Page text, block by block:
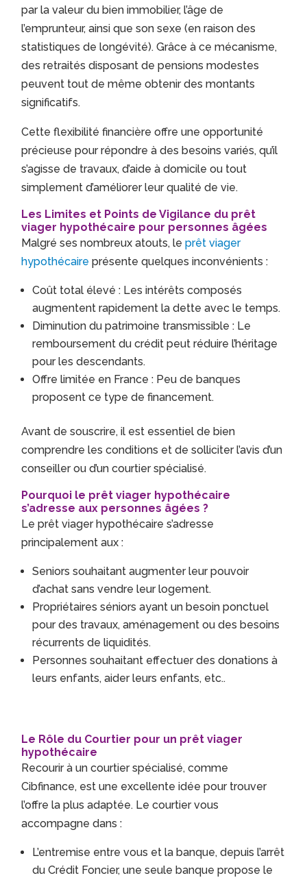
par la valeur du bien immobilier, l’âge de
l’emprunteur, ainsi que son sexe (en raison des
statistiques de longévité). Grâce à ce mécanisme,
des retraités disposant de pensions modestes
peuvent tout de même obtenir des montants
significatifs.
Cette flexibilité financière offre une opportunité
précieuse pour répondre à des besoins variés, qu’il
s’agisse de travaux, d’aide à domicile ou tout
simplement d’améliorer leur qualité de vie.
Les Limites et Points de Vigilance du prêt
viager hypothécaire pour personnes âgées
Malgré ses nombreux atouts, leprêt viager
hypothécaire présente quelques inconvénients :
Coût total élevé : Les intérêts composés
augmentent rapidement la dette avec le temps.
Diminution du patrimoine transmissible : Le
remboursement du crédit peut réduire l’héritage
pour les descendants.
Offre limitée en France : Peu de banques
proposent ce type de financement.
Avant de souscrire, il est essentiel de bien
comprendre les conditions et de solliciter l’avis d’un
conseiller ou d’un courtier spécialisé.
Pourquoi le prêt viager hypothécaire
s’adresse aux personnes âgées ?
Le prêt viager hypothécaire s’adresse
principalement aux :
Seniors souhaitant augmenter leur pouvoir
d’achat sans vendre leur logement.
Propriétaires séniors ayant un besoin ponctuel
pour des travaux, aménagement ou des besoins
récurrents de liquidités.
Personnes souhaitant effectuer des donations à
leurs enfants, aider leurs enfants, etc..
Le Rôle du Courtier pour un prêt viager
hypothécaire
Recourir à un courtier spécialisé, comme
Cibfinance, est une excellente idée pour trouver
l’offre la plus adaptée. Le courtier vous
accompagne dans :
L’entremise entre vous et la banque, depuis l’arrêt
du Crédit Foncier, une seule banque propose le